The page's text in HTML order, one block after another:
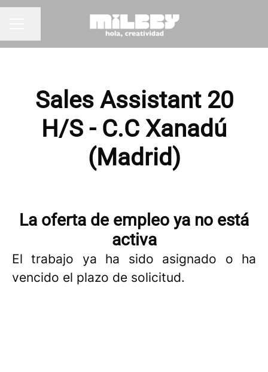
Compartir página
Sales Assistant 20
H/S - C.C Xanadú
(Madrid)
La oferta de empleo ya no está
activa
El trabajo ya ha sido asignado o ha
vencido el plazo de solicitud.